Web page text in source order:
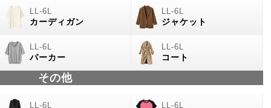
カーディガン ジャケット
パーカー コート
その他